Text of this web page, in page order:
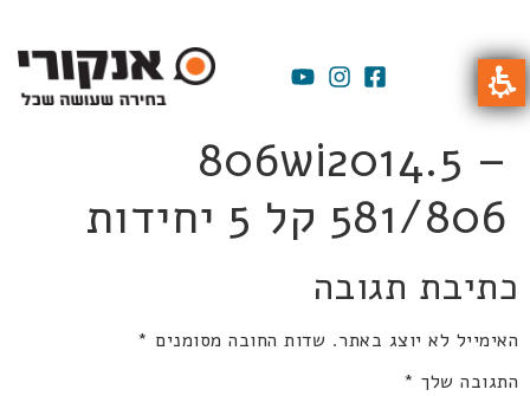
806wi2014.5 –
581/806 קל 5 יחידות
כתיבת תגובה
האימייל לא יוצג באתר. שדות החובה מסומנים *
התגובה שלך *